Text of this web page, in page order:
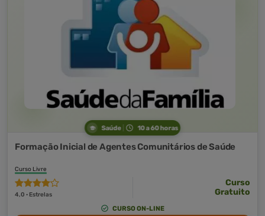
Saúde 10 a 60 horas
Formação Inicial de Agentes Comunitários de Saúde
Curso Livre
4,0 · Estrelas
Curso
Gratuito
CURSO ON-LINE